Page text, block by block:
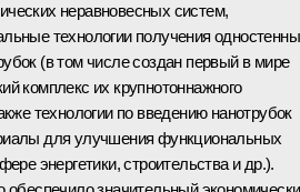
неравновесных систем,
технологии получения
(в том числе создан первый в мире
комплекс их крупнотоннажного
технологии по введению нанотрубок
для улучшения функциональных
энергетики, строительства и др.).